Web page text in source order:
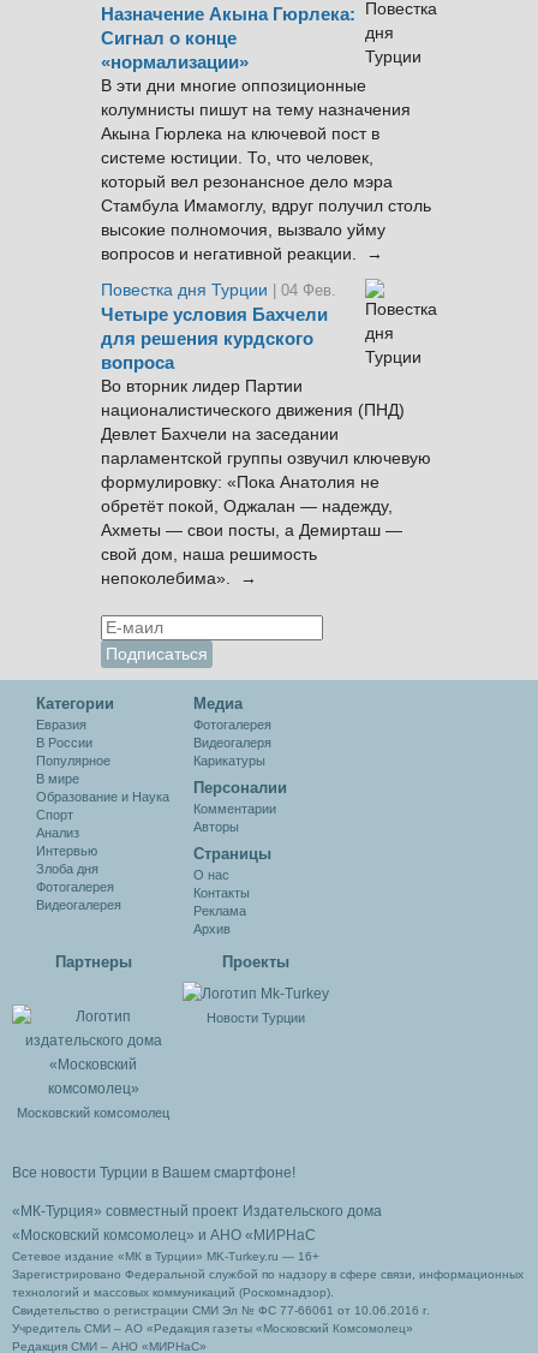
Назначение Акына Гюрлека:
Сигнал о конце
«нормализации»
В эти дни многие оппозиционные
колумнисты пишут на тему назначения
Акына Гюрлека на ключевой пост в
системе юстиции. То, что человек,
который вел резонансное дело мэра
Стамбула Имамоглу, вдруг получил столь
высокие полномочия, вызвало уйму
вопросов и негативной реакции. →
Повестка дня Турции
| 04 Фев.
Четыре условия Бахчели
для решения курдского
вопроса
Во вторник лидер Партии
националистического движения (ПНД)
Девлет Бахчели на заседании
парламентской группы озвучил ключевую
формулировку: «Пока Анатолия не
обретёт покой, Оджалан — надежду,
Ахметы — свои посты, а Демирташ —
свой дом, наша решимость
непоколебима». →
Категории
Евразия
В России
Популярное
В мире
Образование и Наука
Спорт
Анализ
Интервью
Злоба дня
Фотогалерея
Видеогалерея
Медиа
Фотогалерея
Видеогалеря
Карикатуры
Персоналии
Комментарии
Авторы
Cтраницы
О нас
Контакты
Реклама
Архив
Партнеры
Московский комсомолец
Проекты
Новости Турции
Все новости Турции в Вашем смартфоне!
«МК-Турция» совместный проект Издательского дома
«Московский комсомолец» и АНО «МИРНаС
Сетевое издание «МК в Турции» MK-Turkey.ru — 16+
Зарегистрировано Федеральной службой по надзору в сфере связи, информационных
технологий и массовых коммуникаций (Роскомнадзор).
Свидетельство о регистрации СМИ Эл № ФС 77-66061 от 10.06.2016 г.
Учредитель СМИ – АО «Редакция газеты «Московский Комсомолец»
Редакция СМИ – АНО «МИРНаС»